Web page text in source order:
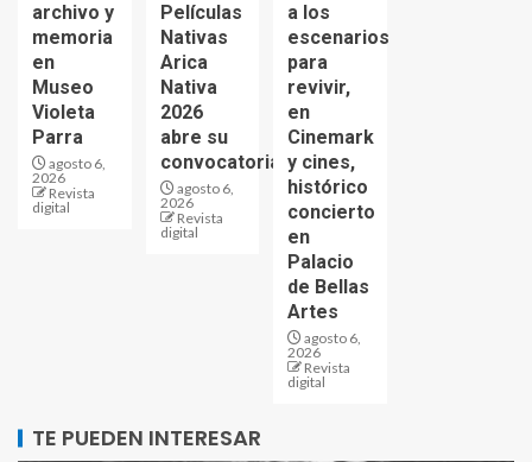
archivo y
memoria
en
Museo
Violeta
Parra
agosto 6,
2026
Revista
digital
Películas
Nativas
Arica
Nativa
2026
abre su
convocatoria
agosto 6,
2026
Revista
digital
a los
escenarios
para
revivir,
en
Cinemark
y cines,
histórico
concierto
en
Palacio
de Bellas
Artes
agosto 6,
2026
Revista
digital
TE PUEDEN INTERESAR